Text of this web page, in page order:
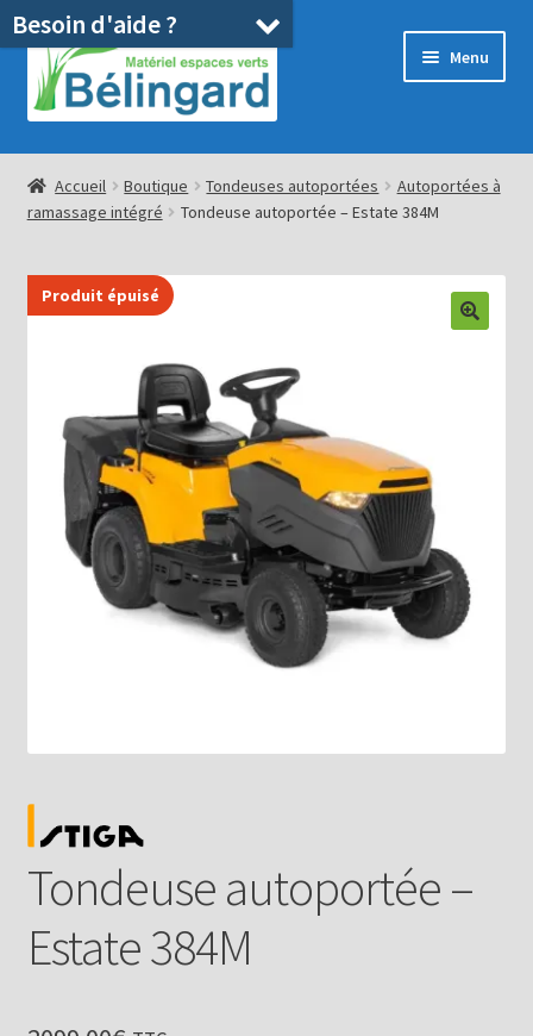
Aller
la
Aller
au
contenu
Menu
Accueil
Boutique
Location
Ouvrir
Blog
Accueil Boutique Tondeuses autoportées
Autoportées à
ramassage intégré
Tondeuse autoportée – Estate 384M
Produit épuisé
Tondeuse autoportée –
Estate 384M
Besoin d'aide ?